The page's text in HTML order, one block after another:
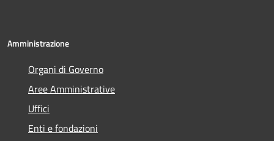
Amministrazione
Organi di Governo
Aree Amministrative
Uffici
Enti e fondazioni